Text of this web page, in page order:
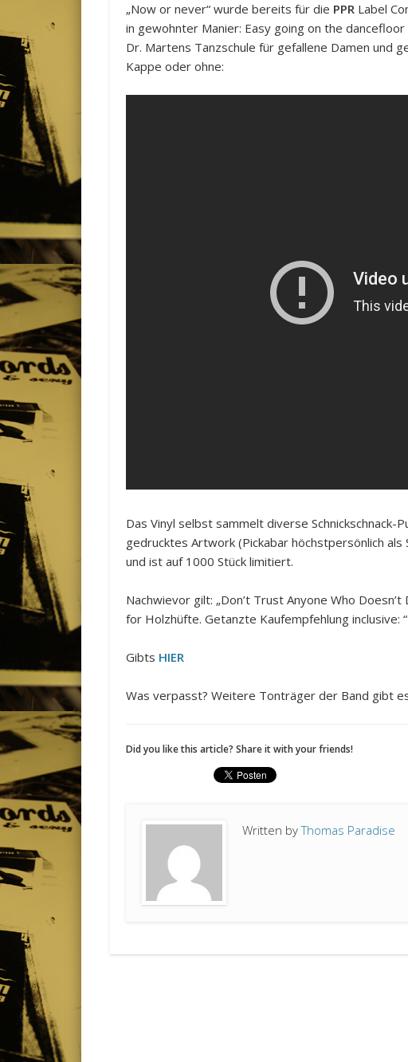
„Now or never“ wurde bereits für die PPR Label
in gewohnter Manier: Easy going on the
Dr. Martens Tanzschule für gefallene Damen und
Kappe oder ohne:
Das Vinyl selbst sammelt diverse Schnickschnack-
gedrucktes Artwork (Pickabar höchstpersönlich
und ist auf 1000 Stück limitiert.
Nachwievor gilt: „Don’t Trust Anyone Who
for Holzhüfte. Getanzte Kaufempfehlung inclusive:
Gibts HIER
Was verpasst? Weitere Tonträger der Band gibt
Did you like this article? Share it with your friends!
Written byThomas Paradise